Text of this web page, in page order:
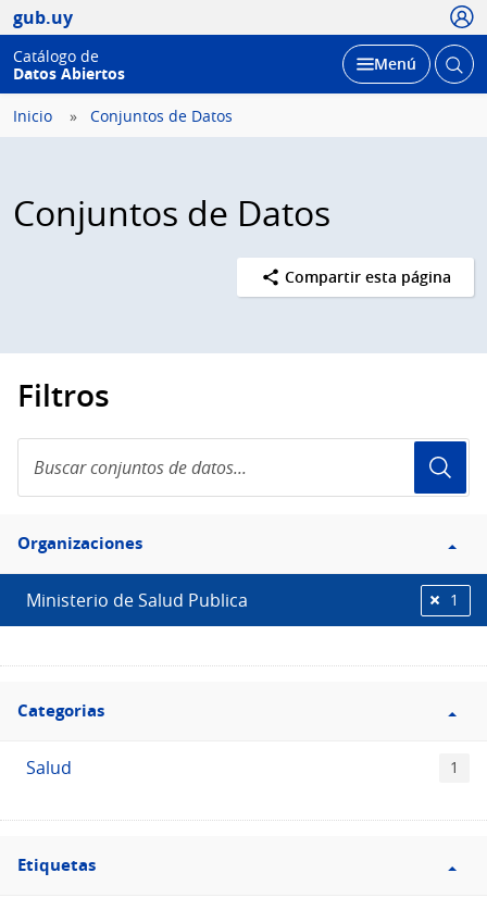
gub.uy
Catálogo de
Datos Abiertos
Desplegar
Menú Abrir
Inicio Conjuntos de Datos
Conjuntos de Datos
Compartir esta página
Filtros
conjuntos
de
Filtro
Organizaciones
Organizaciones
Ministerio de Salud Publica 1
Filtro
Categorias
Categorias
Salud 1
Filtro
Etiquetas
Etiquetas